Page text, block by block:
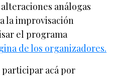
análogas
la improvisación
el programa
de los organizadores.
participar acá por